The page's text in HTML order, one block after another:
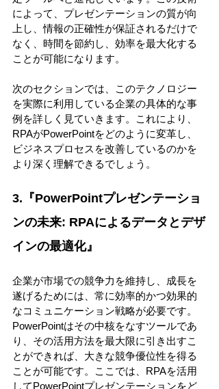
によって、プレゼンテーションの質が向
上し、情報の正確性が保証されるだけで
なく、時間を節約し、効率を最大化する
ことが可能になります。
次のセクションでは、このテクノロジー
を実際に利用している企業の具体的な事
例を詳しく見ていきます。これにより、
RPAがPowerPointをどのように変革し、
ビジネスプロセスを改善しているのかを
より深く理解できるでしょう。
3.『PowerPointプレゼンテーショ
ンの未来: RPAによるデータとデザ
インの最適化』
企業が市場での競争力を維持し、成長を
遂げるためには、常に効率的かつ効果的
なコミュニケーション戦略が必要です。
PowerPointはその中核をなすツールであ
り、その活用方法を最大限に引き出すこ
とができれば、大きな競争優位性を得る
ことが可能です。ここでは、RPAを活用
してPowerPointプレゼンテーションをど